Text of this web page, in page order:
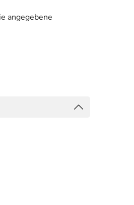
angegebene